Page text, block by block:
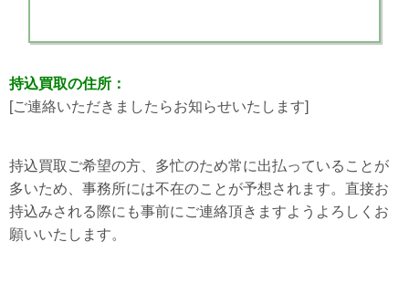
持込買取の住所：
[ご連絡いただきましたらお知らせいたします]
持込買取ご希望の方、多忙のため常に出払っていることが
多いため、事務所には不在のことが予想されます。直接お
持込みされる際にも事前にご連絡頂きますようよろしくお
願いいたします。